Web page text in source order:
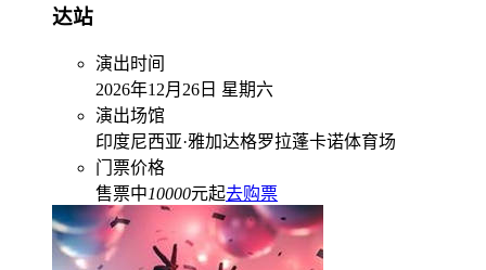
达站
演出时间
2026年12月26日 星期六
演出场馆
印度尼西亚·雅加达格罗拉蓬卡诺体育场
门票价格
售票中10000元起去购票